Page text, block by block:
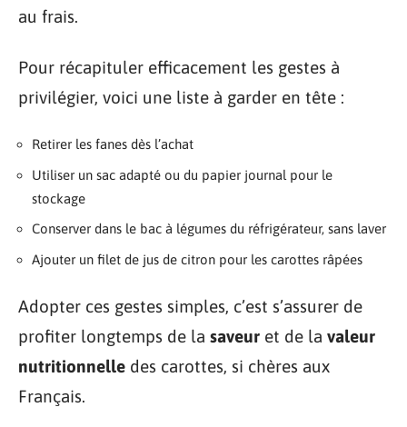
au frais.
Pour récapituler efficacement les gestes à
privilégier, voici une liste à garder en tête :
Retirer les fanes dès l’achat
Utiliser un sac adapté ou du papier journal pour le
stockage
Conserver dans le bac à légumes du réfrigérateur, sans laver
Ajouter un filet de jus de citron pour les carottes râpées
Adopter ces gestes simples, c’est s’assurer de
profiter longtemps de la saveur et de la valeur
nutritionnelle des carottes, si chères aux
Français.